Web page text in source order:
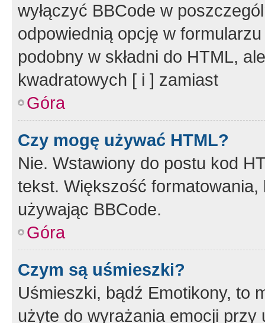
wyłączyć BBCode w
odpowiednią opcję w
podobny w składni do HTML,
kwadratowych [ i ] zamiast
Góra
Czy mogę używać HTML?
Nie. Wstawiony do postu kod
tekst. Większość
używając BBCode.
Góra
Czym są uśmieszki?
Uśmieszki, bądź Emotikony, to
użyte do wyrażania emocji